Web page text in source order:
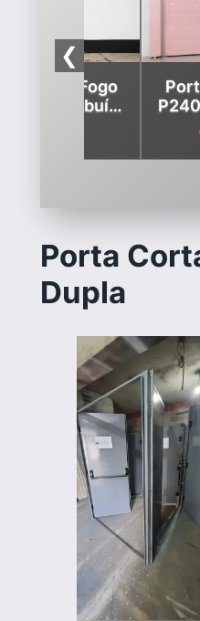
❮
Corta-Fogo
em Cambuí,
Porta
Dupla